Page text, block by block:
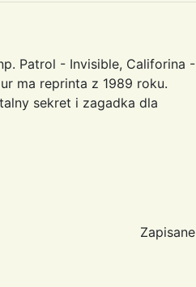
Patrol - Invisible, Califorina -
ma reprinta z 1989 roku.
sekret i zagadka dla
Zapisane